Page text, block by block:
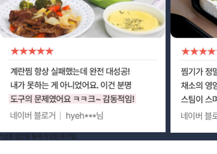
*상품 협찬을 통해 작성된 후기임